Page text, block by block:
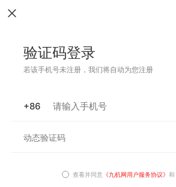
验证码登录
若该手机号未注册，我们将自动为您注册
+86
查看并同意 《九机网用户服务协议》 和